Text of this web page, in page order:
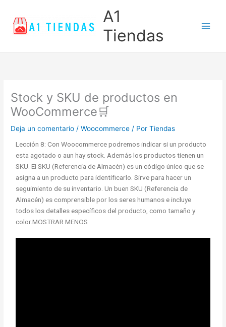
contenido
A1
Tiendas
Stock y SKU de productos en
WooCommerce🛒
Deja un comentario /Woocommerce / PorTiendas
Lección 8: Con Woocommerce podremos indicar si un producto
esta agotado o aun hay stock. Además los productos tienen un
SKU. El SKU (Referencia de Almacén) es un código único que se
asigna a un producto para identificarlo. Sirve para hacer un
seguimiento de su inventario. Un buen SKU (Referencia de
Almacén) es comprensible por los seres humanos e incluye
todos los detalles específicos del producto, como tamaño y
color.MOSTRAR MENOS